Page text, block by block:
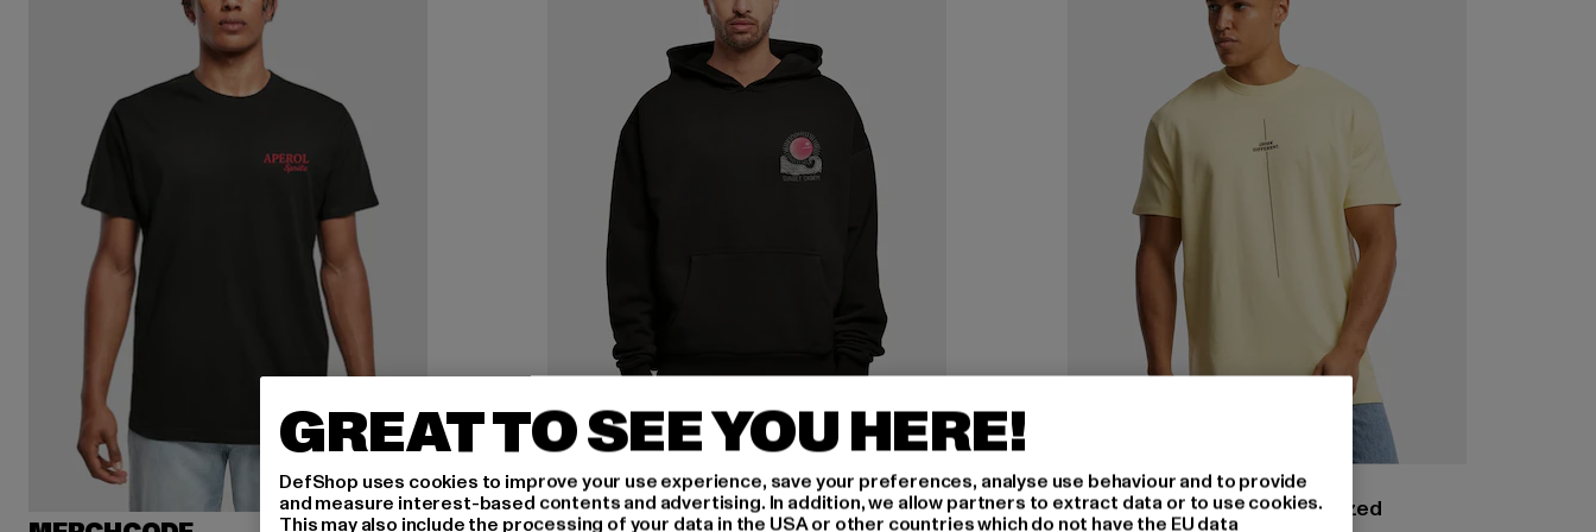
MERCHCODE
Sunset Charm Oversized
MERCHCODE
Think Different Heavy Oversized
GREAT TO SEE YOU HERE!
DefShop uses cookies to improve your use experience, save your preferences, analyse use behaviour and to provide
and measure interest-based contents and advertising. In addition, we allow partners to extract data or to use cookies.
This may also include the processing of your data in the USA or other countries which do not have the EU data